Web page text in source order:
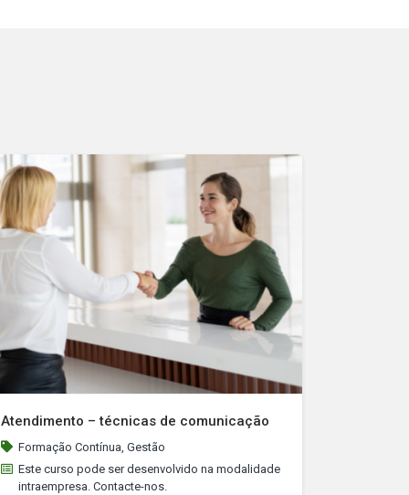
Atendimento – técnicas de comunicação
Formação Contínua, Gestão
Este curso pode ser desenvolvido na modalidade
intraempresa. Contacte-nos.